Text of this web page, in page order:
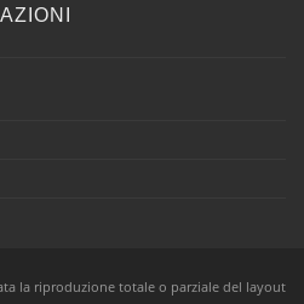
la riproduzione totale o parziale del layout